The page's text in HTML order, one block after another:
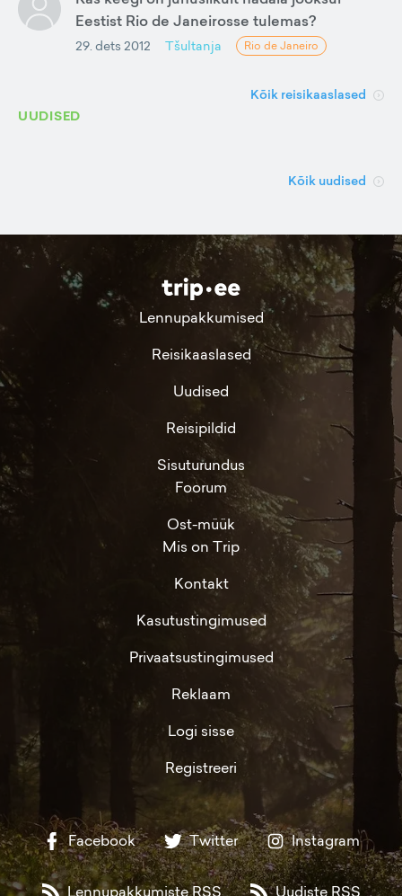
Eestist Rio de Janeirosse tulemas?
29. dets 2012 Tšultanja Rio de Janeiro
Kõik reisikaaslased
UUDISED
Kõik uudised
Lennupakkumised
Reisikaaslased
Uudised
Reisipildid
Sisuturundus
Foorum
Ost-müük
Mis on Trip
Kontakt
Kasutustingimused
Privaatsustingimused
Reklaam
Logi sisse
Registreeri
Facebook Twitter Instagram
Lennupakkumiste RSS Uudiste RSS